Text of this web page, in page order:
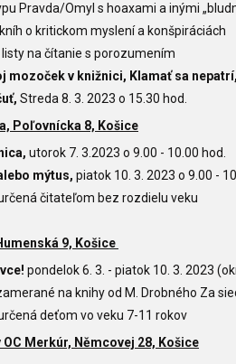
Pravda/Omyl s hoaxami a inými
o kritickom myslení a konšpiráciách
na čítanie s porozumením
mozoček v knižnici, Klamať sa nepatrí,
Streda 8. 3. 2023 o 15.30 hod.
Poľovnícka 8, Košice
utorok 7. 3.2023 o 9.00 - 10.00 hod.
mýtus, piatok 10. 3. 2023 o 9.00 -
čitateľom bez rozdielu veku
9, Košice
pondelok 6. 3. - piatok 10. 3. 2023
na knihy od M. Drobného Za
deťom vo veku 7-11 rokov
OC Merkúr, Němcovej 28, Košice